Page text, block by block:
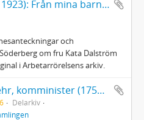
Dalström, Kata (1858 - 1923): Från mina barndomsår
och
om fru Kata Dalström
i Arbetarrörelsens arkiv.
Stenberg, Pehr, komminister (1758 - 1824): Dagböcker
Delarkiv